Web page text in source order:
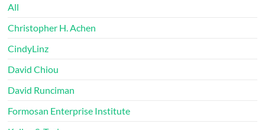
All
Christopher H. Achen
CindyLinz
David Chiou
David Runciman
Formosan Enterprise Institute